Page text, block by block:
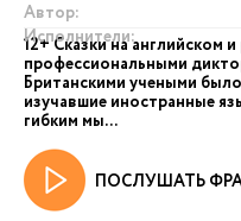
Автор:
Исполнители:
12+ Сказки на английском
профессиональными
Британскими учеными
изучавшие иностранные
гибким мы...
ПОСЛУШАТЬ